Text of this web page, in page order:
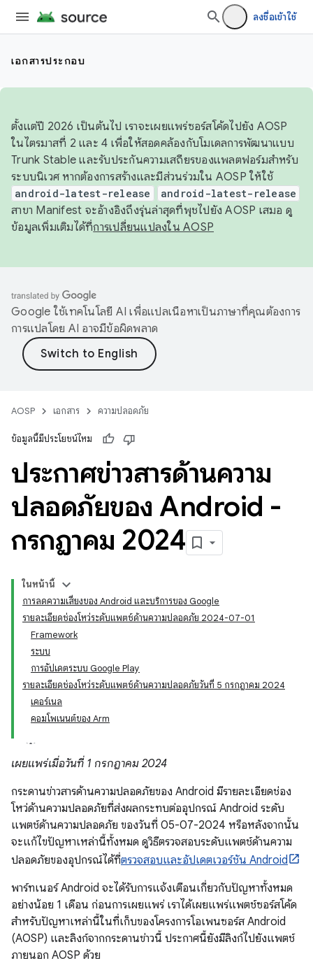
ลงชื่อเข้าใช้
เอกสารประกอบ
ตั้งแต่ปี 2026 เป็นต้นไป เราจะเผยแพร่ซอร์สโค้ดไปยัง AOSP
ในไตรมาสที่ 2 และ 4 เพื่อให้สอดคล้องกับโมเดลการพัฒนาแบบ
Trunk Stable และรับประกันความเสถียรของแพลตฟอร์มสำหรับ
ระบบนิเวศ หากต้องการสร้างและมีส่วนร่วมใน AOSP ให้ใช้
android-latest-release android-latest-release
สาขา Manifest จะอ้างอิงถึงรุ่นล่าสุดที่พุชไปยัง AOSP เสมอ ดู
ข้อมูลเพิ่มเติมได้ที่การเปลี่ยนแปลงใน AOSP
Google ใช้เทคโนโลยี AI เพื่อแปลเนื้อหาเป็นภาษาที่คุณต้องการ
การแปลโดย AI อาจมีข้อผิดพลาด
AOSP เอกสาร ความปลอดภัย
ข้อมูลนี้มีประโยชน์ไหม
ประกาศข่าวสารด้านความ
ปลอดภัยของ Android -
กรกฎาคม 2024
ในหน้านี้
การลดความเสี่ยงของ Android และบริการของ Google
รายละเอียดช่องโหว่ระดับแพตช์ด้านความปลอดภัย 2024-07-01
Framework
ระบบ
การอัปเดตระบบ Google Play
รายละเอียดช่องโหว่ระดับแพตช์ด้านความปลอดภัยวันที่ 5 กรกฎาคม 2024
เคอร์เนล
คอมโพเนนต์ของ Arm
เผยแพร่เมื่อวันที่ 1 กรกฎาคม 2024
กระดานข่าวสารด้านความปลอดภัยของ Android มีรายละเอียดช่อง
โหว่ด้านความปลอดภัยที่ส่งผลกระทบต่ออุปกรณ์ Android ระดับ
แพตช์ด้านความปลอดภัย ของวันที่ 05-07-2024 หรือหลังจากนั้น
จะแก้ไขปัญหาเหล่านี้ทั้งหมด ดูวิธีตรวจสอบระดับแพตช์ด้านความ
ปลอดภัยของอุปกรณ์ได้ที่ตรวจสอบและอัปเดตเวอร์ชัน Android
พาร์ทเนอร์ Android จะได้รับการแจ้งเตือนเกี่ยวกับปัญหาทั้งหมด
อย่างน้อย 1 เดือน ก่อนการเผยแพร่ เราได้เผยแพร่แพตช์ซอร์สโค้ด
สำหรับปัญหาเหล่านี้ในที่เก็บของโครงการโอเพนซอร์ส Android
(AOSP) และลิงก์จากกระดานข่าวนี้ ประกาศนี้ยังมีลิงก์ไปยังแพตช์
ภายนอก AOSP ด้วย